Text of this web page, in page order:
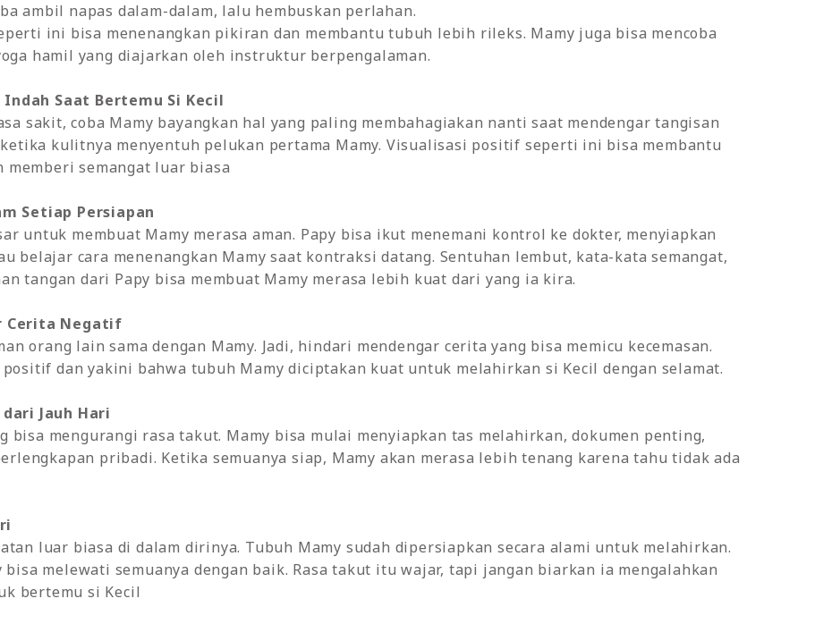
ambil napas dalam-dalam, lalu hembuskan perlahan.
ini bisa menenangkan pikiran dan membantu tubuh lebih rileks. Mamy juga bisa mencoba
hamil yang diajarkan oleh instruktur berpengalaman.
Indah Saat Bertemu Si Kecil
sakit, coba Mamy bayangkan hal yang paling membahagiakan nanti saat mendengar tangisan
kulitnya menyentuh pelukan pertama Mamy. Visualisasi positif seperti ini bisa membantu
memberi semangat luar biasa
Setiap Persiapan
untuk membuat Mamy merasa aman. Papy bisa ikut menemani kontrol ke dokter, menyiapkan
belajar cara menenangkan Mamy saat kontraksi datang. Sentuhan lembut, kata-kata semangat,
tangan dari Papy bisa membuat Mamy merasa lebih kuat dari yang ia kira.
Cerita Negatif
orang lain sama dengan Mamy. Jadi, hindari mendengar cerita yang bisa memicu kecemasan.
dan yakini bahwa tubuh Mamy diciptakan kuat untuk melahirkan si Kecil dengan selamat.
Jauh Hari
bisa mengurangi rasa takut. Mamy bisa mulai menyiapkan tas melahirkan, dokumen penting,
pribadi. Ketika semuanya siap, Mamy akan merasa lebih tenang karena tahu tidak ada
luar biasa di dalam dirinya. Tubuh Mamy sudah dipersiapkan secara alami untuk melahirkan.
bisa melewati semuanya dengan baik. Rasa takut itu wajar, tapi jangan biarkan ia mengalahkan
bertemu si Kecil